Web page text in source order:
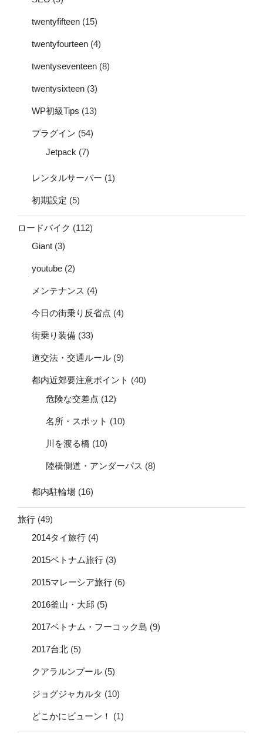
twentyfifteen (15)
twentyfourteen (4)
twentyseventeen (8)
twentysixteen (3)
WP初級Tips (13)
プラグイン (54)
Jetpack (7)
レンタルサーバー (1)
初期設定 (5)
ロードバイク (112)
Giant (3)
youtube (2)
メンテナンス (4)
今日の街乗り反省点 (4)
街乗り装備 (33)
道交法・交通ルール (9)
都内近郊要注意ポイント (40)
危険な交差点 (12)
名所・スポット (10)
川を渡る橋 (10)
陸橋側道・アンダーパス (8)
都内駐輪場 (16)
旅行 (49)
2014タイ旅行 (4)
2015ベトナム旅行 (3)
2015マレーシア旅行 (6)
2016釜山・大邱 (5)
2017ベトナム・フーコック島 (9)
2017台北 (5)
クアラルンプール (5)
ジョグジャカルタ (10)
どこかにビューン！ (1)